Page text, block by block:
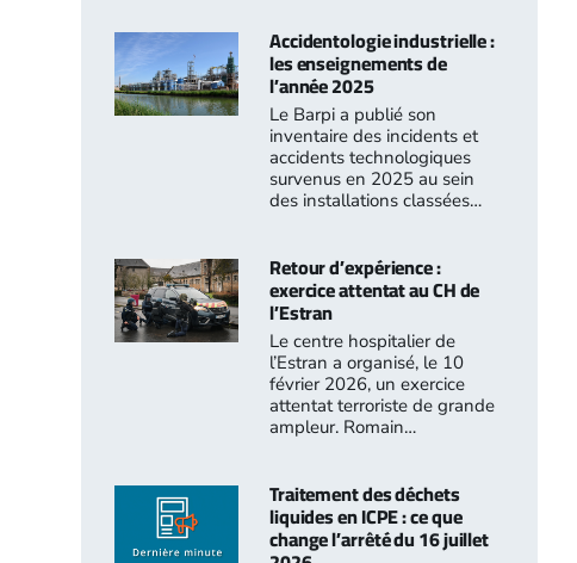
Accidentologie industrielle :
les enseignements de
l’année 2025
Le Barpi a publié son
inventaire des incidents et
accidents technologiques
survenus en 2025 au sein
des installations classées…
Retour d’expérience :
exercice attentat au CH de
l’Estran
Le centre hospitalier de
l’Estran a organisé, le 10
février 2026, un exercice
attentat terroriste de grande
ampleur. Romain…
Traitement des déchets
liquides en ICPE : ce que
change l’arrêté du 16 juillet